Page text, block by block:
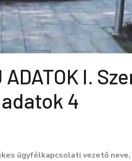
ADATOK I.
4
ügyfélkapcsolati vezető